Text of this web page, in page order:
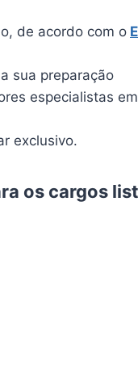
de acordo com o
sua preparação
especialistas
exclusivo.
os cargos